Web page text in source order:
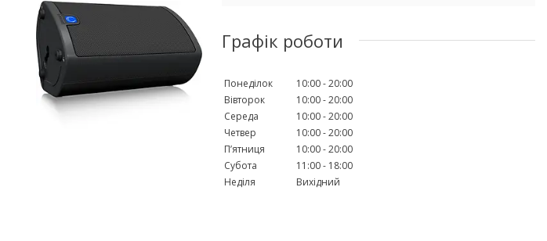
Графік роботи
Понеділок 10:00 20:00
Вівторок
10:00 20:00
Середа
10:00 20:00
Четвер
10:00 20:00
Пʼятниця
10:00 20:00
Субота
11:00
18:00
Неділя
Вихідний